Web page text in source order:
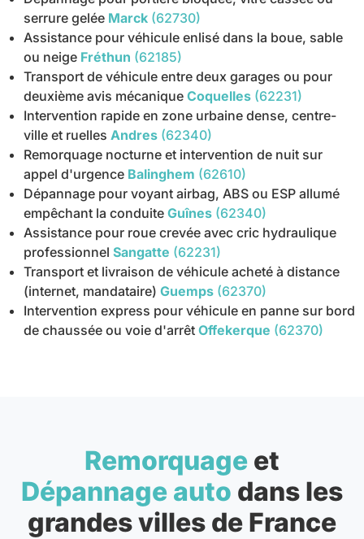
serrure gelée Marck (62730)
Assistance pour véhicule enlisé dans la boue, sable
ou neige Fréthun (62185)
Transport de véhicule entre deux garages ou pour
deuxième avis mécanique Coquelles (62231)
Intervention rapide en zone urbaine dense, centre-
ville et ruelles Andres (62340)
Remorquage nocturne et intervention de nuit sur
appel d'urgence Balinghem (62610)
Dépannage pour voyant airbag, ABS ou ESP allumé
empêchant la conduite Guînes (62340)
Assistance pour roue crevée avec cric hydraulique
professionnel Sangatte (62231)
Transport et livraison de véhicule acheté à distance
(internet, mandataire) Guemps (62370)
Intervention express pour véhicule en panne sur bord
de chaussée ou voie d'arrêt Offekerque (62370)
Remorquage et
Dépannage auto dans les
grandes villes de France